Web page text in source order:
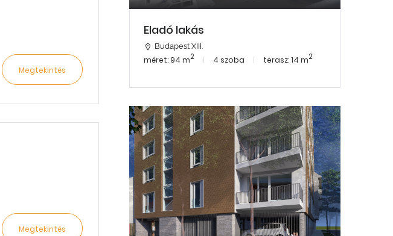
Megtekintés
Megtekintés
Eladó lakás
Budapest XIII.
méret: 94 m2 4 szoba terasz: 14 m2